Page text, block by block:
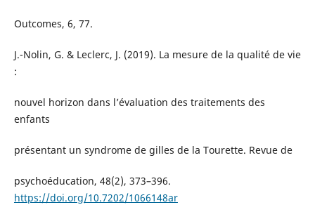
Outcomes, 6, 77.
J.-Nolin, G. & Leclerc, J. (2019). La mesure de la qualité de vie
:
nouvel horizon dans l’évaluation des traitements des
enfants
présentant un syndrome de gilles de la Tourette. Revue de
psychoéducation, 48(2), 373–396.
https://doi.org/10.7202/1066148ar